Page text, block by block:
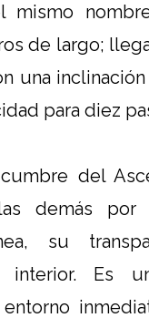
mismo
de largo;
una
para diez
del
demás por
su
interior. Es